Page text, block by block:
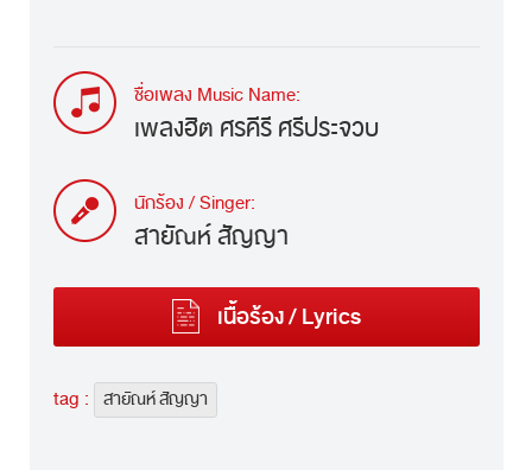
ชื่อเพลง Music Name:
เพลงฮิต ศรคีรี ศรีประจวบ
นักร้อง / Singer:
สายัณห์ สัญญา
เนื้อร้อง / Lyrics
tag : สายัณห์ สัญญา